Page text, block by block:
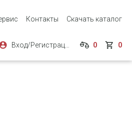
Контакты Скачать каталог
0 0